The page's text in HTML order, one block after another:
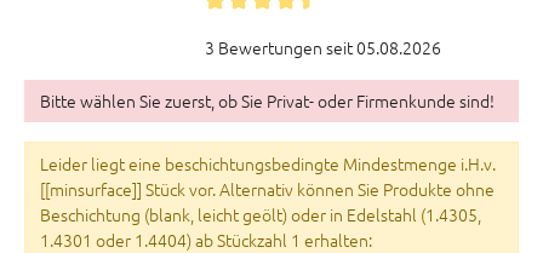
3 Bewertungen seit 05.08.2026
Bitte wählen Sie zuerst, ob Sie Privat- oder Firmenkunde sind!
Leider liegt eine beschichtungsbedingte Mindestmenge i.H.v.
[[minsurface]] Stück vor. Alternativ können Sie Produkte ohne
Beschichtung (blank, leicht geölt) oder in Edelstahl (1.4305,
1.4301 oder 1.4404) ab Stückzahl 1 erhalten: